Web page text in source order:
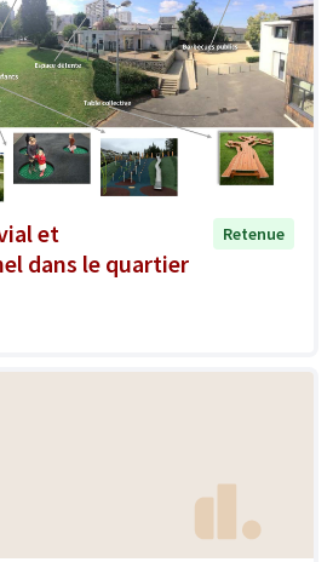
et
dans le quartier
Retenue